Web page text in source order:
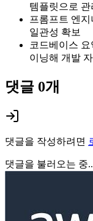
템플릿으로 관
프롬프트 엔
일관성 확보
코드베이스
이닝해 개발
댓글 0개
댓글을 작성하려면
댓글을 불러오는 중